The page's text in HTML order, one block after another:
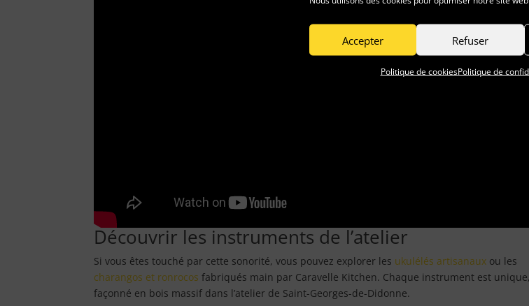
Accepter Refuser
Politique de cookiesPolitique de
Découvrir les instruments de l’atelier
Si vous êtes touché par cette sonorité, vous pouvez explorer les ukulélés artisanaux ou les
charangos et ronrocos fabriqués main par Caravelle Kitchen. Chaque instrument est unique,
façonné en bois massif dans l’atelier de Saint-Georges-de-Didonne.